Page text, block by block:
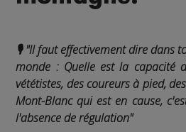
🎙️ "Il faut effectivement dire dans
monde : Quelle est la capacité
vététistes, des coureurs à pied,
Mont-Blanc qui est en cause,
l'absence de régulation"